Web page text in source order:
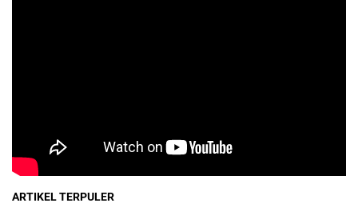
ARTIKEL TERPULER